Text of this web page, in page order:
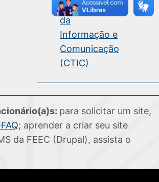
Tecnologia
da
Informação e
Comunicação
(CTIC)
para solicitar um site,
; aprender a criar seu site
da FEEC (Drupal), assista o